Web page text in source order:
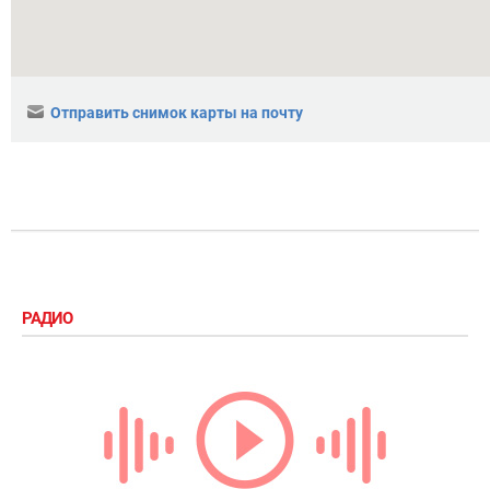
Отправить снимок карты на почту
РАДИО